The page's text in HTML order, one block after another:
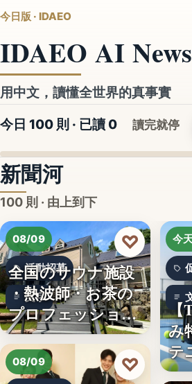
今日版 · IDAEO
IDAEO AI News
用中文，讀懂全世界的真事實
今日 100 則 · 已讀 0 讀完就停
新聞河
100 則 · 由上到下
08/09
活動招募
文字
全国のサウナ施設
・熱波師・お茶の
プロフェッショナ
ル募集！…
♡
08/09 ♡
今
【
み
テ